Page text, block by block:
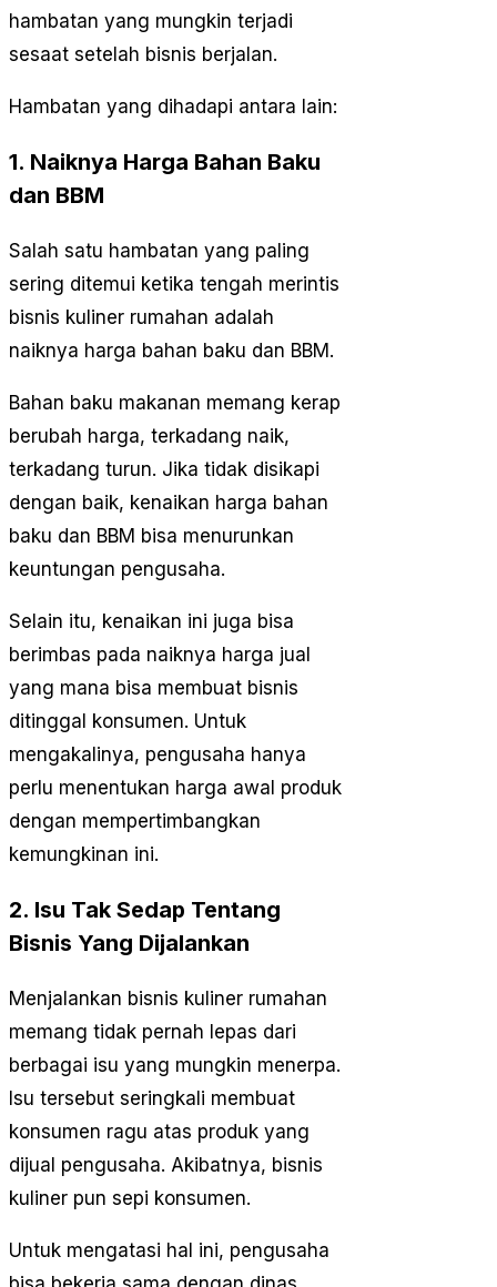
hambatan yang mungkin terjadi
sesaat setelah bisnis berjalan.
Hambatan yang dihadapi antara lain:
1. Naiknya Harga Bahan Baku
dan BBM
Salah satu hambatan yang paling
sering ditemui ketika tengah merintis
bisnis kuliner rumahan adalah
naiknya harga bahan baku dan BBM.
Bahan baku makanan memang kerap
berubah harga, terkadang naik,
terkadang turun. Jika tidak disikapi
dengan baik, kenaikan harga bahan
baku dan BBM bisa menurunkan
keuntungan pengusaha.
Selain itu, kenaikan ini juga bisa
berimbas pada naiknya harga jual
yang mana bisa membuat bisnis
ditinggal konsumen. Untuk
mengakalinya, pengusaha hanya
perlu menentukan harga awal produk
dengan mempertimbangkan
kemungkinan ini.
2. Isu Tak Sedap Tentang
Bisnis Yang Dijalankan
Menjalankan bisnis kuliner rumahan
memang tidak pernah lepas dari
berbagai isu yang mungkin menerpa.
Isu tersebut seringkali membuat
konsumen ragu atas produk yang
dijual pengusaha. Akibatnya, bisnis
kuliner pun sepi konsumen.
Untuk mengatasi hal ini, pengusaha